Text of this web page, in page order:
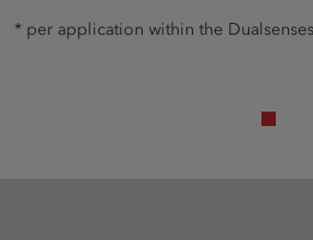
* per application within the